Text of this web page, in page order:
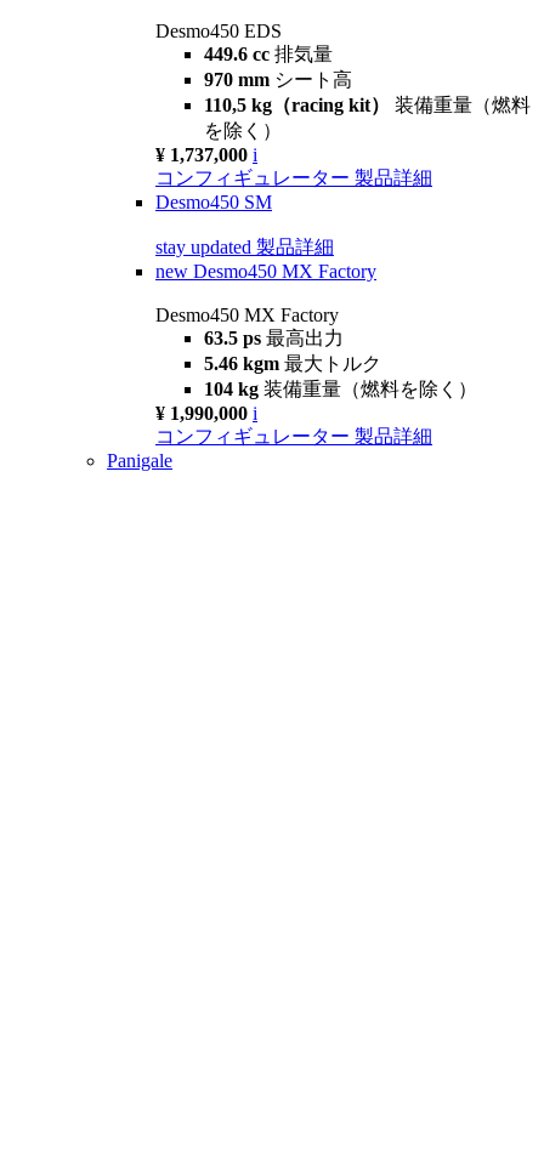
Desmo450 EDS
449.6 cc 排気量
970 mm シート高
110,5 kg（racing kit） 装備重量（燃料
を除く）
¥ 1,737,000 i
コンフィギュレーター 製品詳細
Desmo450 SM
stay updated 製品詳細
new Desmo450 MX Factory
Desmo450 MX Factory
63.5 ps 最高出力
5.46 kgm 最大トルク
104 kg 装備重量（燃料を除く）
¥ 1,990,000 i
コンフィギュレーター 製品詳細
Panigale